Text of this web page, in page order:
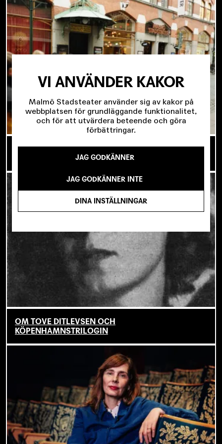
SJU SUPERVIKTIGA MINUTER OM UNGAS RÄTT
TILL SCENKONST
OM TOVE DITLEVSEN OCH
KÖPENHAMNSTRILOGIN
VI ANVÄNDER KAKOR
Malmö Stadsteater använder sig av kakor på
webbplatsen för grundläggande funktionalitet,
och för att utvärdera beteende och göra
förbättringar.
JAG GODKÄNNER
JAG GODKÄNNER INTE
DINA INSTÄLLNINGAR